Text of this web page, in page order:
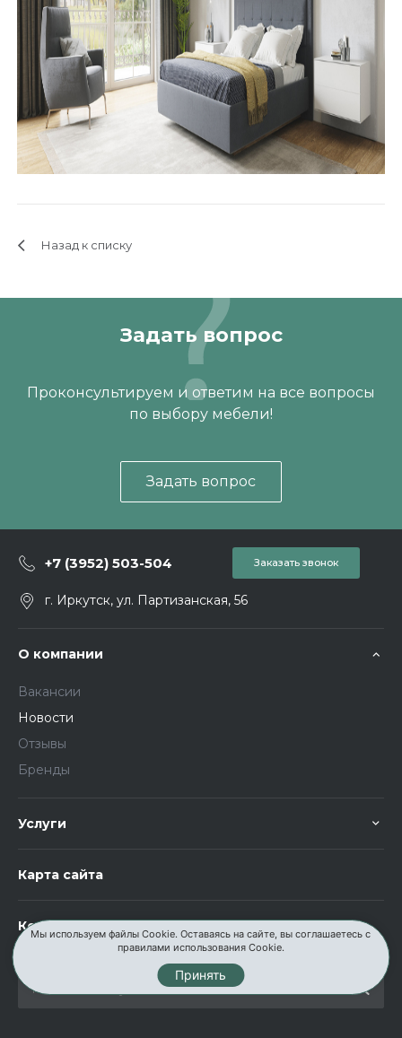
Назад к спискуЗадать вопрос
Проконсультируем и ответим на все вопросы
по выбору мебели!
Задать вопрос
+7 (3952) 503-504 Заказать звонок
г. Иркутск, ул. Партизанская, 56
О компании
Вакансии
Новости
Отзывы
Бренды
Услуги
Карта сайта
Контакты
Мы используем файлы Cookie. Оставаясь на сайте, вы соглашаетесь с
правилами использования Cookie.
Принять